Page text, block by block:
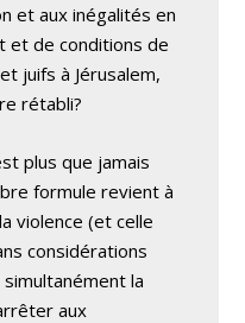
et aux inégalités en
et de conditions de
juifs à Jérusalem,
rétabli?
plus que jamais
formule revient à
violence (et celle
considérations
la
aux